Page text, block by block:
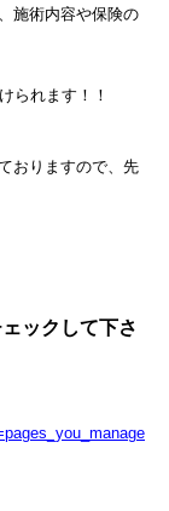
施術内容や保険の
られます！！
おりますので、先
ックして下さ